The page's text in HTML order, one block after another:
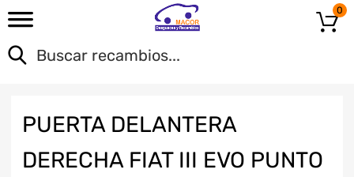
0
PUERTA DELANTERA
DERECHA FIAT III EVO PUNTO